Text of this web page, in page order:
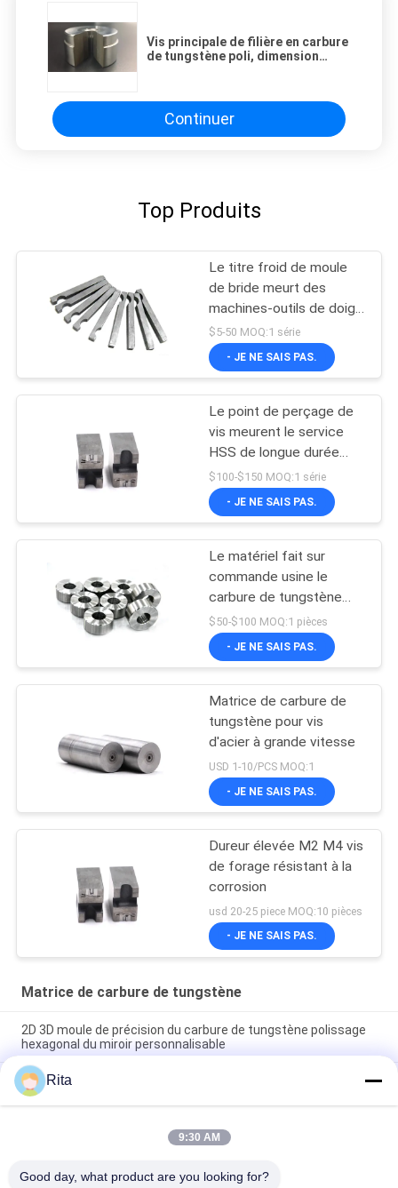
Vis principale de filière en carbure
de tungstène poli, dimension
Continuer
Top Produits
Le titre froid de moule
de bride meurt des
machines-outils de doigt
de transfert
$5-50 MOQ:1 série
- JE NE SAIS PAS.
Le point de perçage de
vis meurent le service
HSS de longue durée
visse la matrice de
perçage
$100-$150 MOQ:1 série
- JE NE SAIS PAS.
Le matériel fait sur
commande usine le
carbure de tungstène
meurent pour des
moules de vis
$50-$100 MOQ:1 pièces
- JE NE SAIS PAS.
Matrice de carbure de
tungstène pour vis
d'acier à grande vitesse
USD 1-10/PCS MOQ:1
- JE NE SAIS PAS.
Dureur élevée M2 M4 vis
de forage résistant à la
corrosion
usd 20-25 piece MOQ:10 pièces
- JE NE SAIS PAS.
Matrice de carbure de tungstène
2D 3D moule de précision du carbure de tungstène polissage
hexagonal du miroir personnalisable
La matrice de poinçon carrée de carbure de tungstène a usiné
extérieur
VA80,ST7,KG5,KG6 Matrice de carbure de tungstène, forgeage
à froid Matrice de fixation pour matrice d'extrusion Dimension
Rita
9:30 AM
Good day, what product are you looking for?